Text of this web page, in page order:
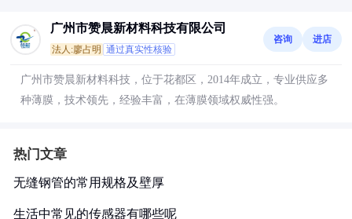
广州市赞晨新材料科技有限公司
法人:廖占明 通过真实性核验
咨询 进店
广州市赞晨新材料科技，位于花都区，2014年成立，专业供应多
种薄膜，技术领先，经验丰富，在薄膜领域权威性强。
热门文章
无缝钢管的常用规格及壁厚
生活中常见的传感器有哪些呢